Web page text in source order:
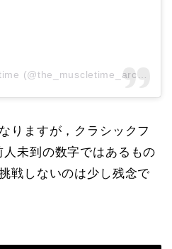
A post shared by Muscletime (@the_muscletime_archives)
りますが，クラシックフ
未到の数字ではあるもの
戦しないのは少し残念で